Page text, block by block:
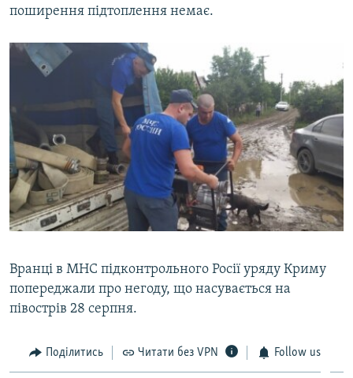
поширення підтоплення немає.
Вранці в МНС підконтрольного Росії уряду Криму
попереджали про негоду, що насувається на
півострів 28 серпня.
Поділитись Читати без VPN Follow us